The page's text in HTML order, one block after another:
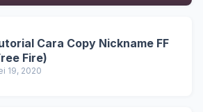
Cara Copy Nickname FF
Fire)
19, 2020